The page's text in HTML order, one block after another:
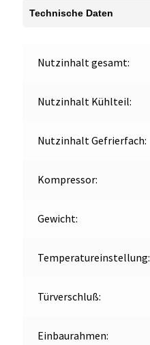
Technische Daten
Nutzinhalt gesamt:
Nutzinhalt Kühlteil:
Nutzinhalt Gefrierfach:
Kompressor:
Gewicht:
Temperatureinstellung:
Türverschluß:
Einbaurahmen: